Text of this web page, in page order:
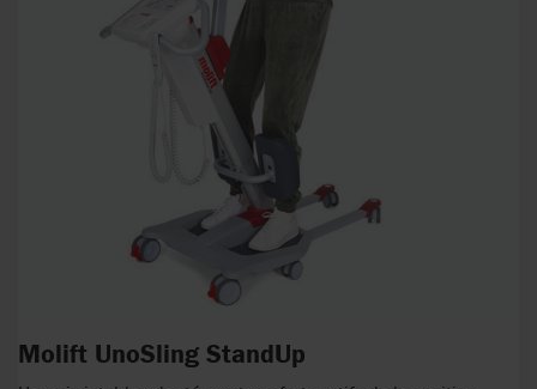
Molift UnoSling StandUp